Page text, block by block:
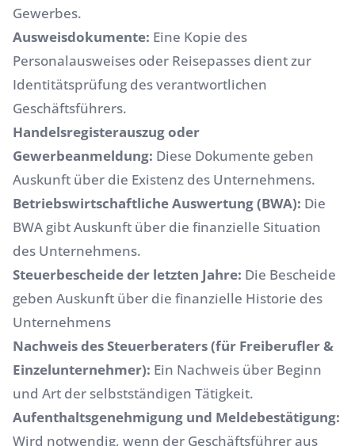
Gewerbes.
Ausweisdokumente: Eine Kopie des
Personalausweises oder Reisepasses dient zur
Identitätsprüfung des verantwortlichen
Geschäftsführers.
Handelsregisterauszug oder
Gewerbeanmeldung: Diese Dokumente geben
Auskunft über die Existenz des Unternehmens.
Betriebswirtschaftliche Auswertung (BWA): Die
BWA gibt Auskunft über die finanzielle Situation
des Unternehmens.
Steuerbescheide der letzten Jahre: Die Bescheide
geben Auskunft über die finanzielle Historie des
Unternehmens
Nachweis des Steuerberaters (für Freiberufler &
Einzelunternehmer): Ein Nachweis über Beginn
und Art der selbstständigen Tätigkeit.
Aufenthaltsgenehmigung und Meldebestätigung:
Wird notwendig, wenn der Geschäftsführer aus